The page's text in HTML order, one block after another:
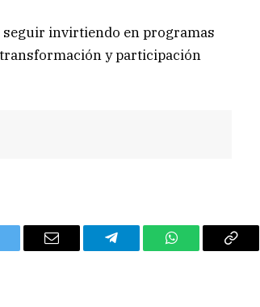
invirtiendo en programas
y participación
Email Telegram WhatsAppCopy